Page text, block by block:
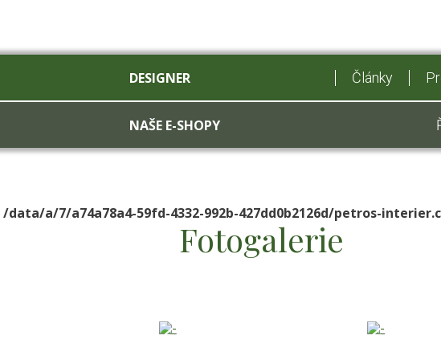
DESIGNER Články
NAŠE E-SHOPY
/data/a/7/a74a78a4-59fd-4332-992b-427dd0b2126d/petros-
Fotogalerie